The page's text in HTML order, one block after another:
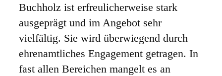
Buchholz ist erfreulicherweise stark
ausgeprägt und im Angebot sehr
vielfältig. Sie wird überwiegend durch
ehrenamtliches Engagement getragen. In
fast allen Bereichen mangelt es an